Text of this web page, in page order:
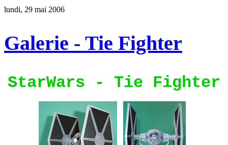
lundi, 29 mai 2006
Galerie - Tie Fighter
StarWars - Tie Fighter